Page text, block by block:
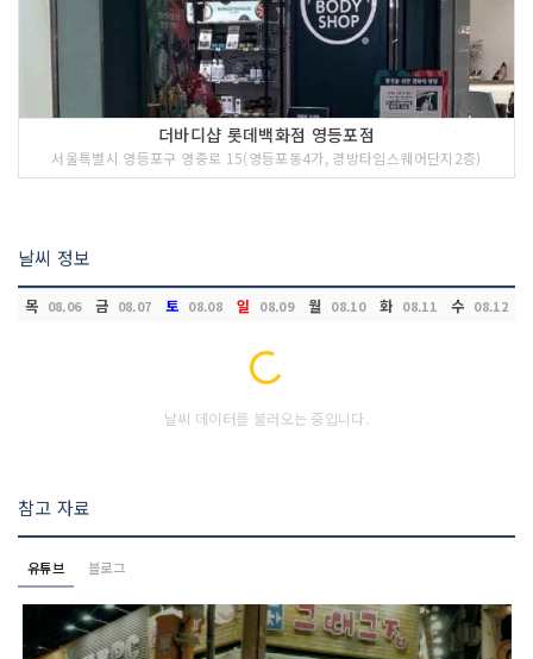
더바디샵 롯데백화점 영등포점
서울특별시 영등포구 영중로 15(영등포동4가, 경방타임스퀘어단지2층)
날씨 정보
목 08.06 금 08.07 토 08.08 일 08.09 월 08.10 화 08.11 수 08.12
Loading...
날씨 데이터를 불러오는 중입니다.
참고 자료
유튜브 블로그